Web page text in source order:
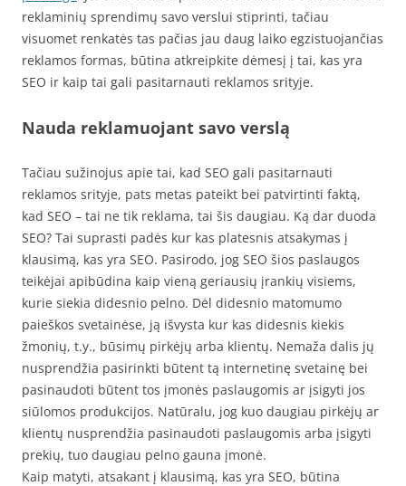
reklaminių sprendimų savo verslui stiprinti, tačiau
visuomet renkatės tas pačias jau daug laiko egzistuojančias
reklamos formas, būtina atkreipkite dėmesį į tai, kas yra
SEO ir kaip tai gali pasitarnauti reklamos srityje.
Nauda reklamuojant savo verslą
Tačiau sužinojus apie tai, kad SEO gali pasitarnauti
reklamos srityje, pats metas pateikt bei patvirtinti faktą,
kad SEO – tai ne tik reklama, tai šis daugiau. Ką dar duoda
SEO? Tai suprasti padės kur kas platesnis atsakymas į
klausimą, kas yra SEO. Pasirodo, jog SEO šios paslaugos
teikėjai apibūdina kaip vieną geriausių įrankių visiems,
kurie siekia didesnio pelno. Dėl didesnio matomumo
paieškos svetainėse, ją išvysta kur kas didesnis kiekis
žmonių, t.y., būsimų pirkėjų arba klientų. Nemaža dalis jų
nusprendžia pasirinkti būtent tą internetinę svetainę bei
pasinaudoti būtent tos įmonės paslaugomis ar įsigyti jos
siūlomos produkcijos. Natūralu, jog kuo daugiau pirkėjų ar
klientų nusprendžia pasinaudoti paslaugomis arba įsigyti
prekių, tuo daugiau pelno gauna įmonė.
Kaip matyti, atsakant į klausimą, kas yra SEO, būtina